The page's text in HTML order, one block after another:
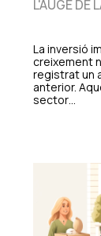
L'AUGE DE
La inversió
creixement
registrat un
anterior.
sector…